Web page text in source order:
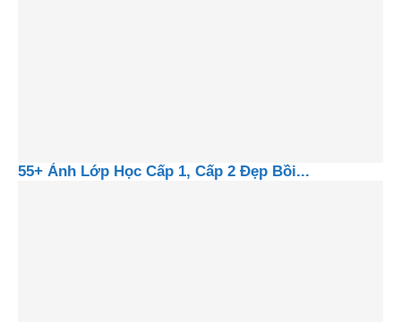
55+ Ảnh Lớp Học Cấp 1, Cấp 2 Đẹp Bồi...